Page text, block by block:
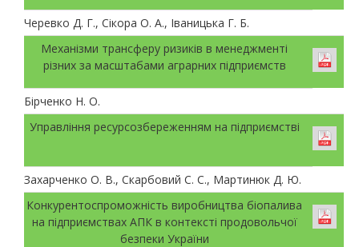
Черевко Д. Г., Сікора О. А., Іваницька Г. Б.
Механізми трансферу ризиків в менеджменті
різних за масштабами аграрних підприємств
Бірченко Н. О.
Управління ресурсозбереженням на підприємстві
Захарченко О. В., Скарбовий С. С., Мартинюк Д. Ю.
Конкурентоспроможність виробництва біопалива
на підприємствах АПК в контексті продовольчої
безпеки України